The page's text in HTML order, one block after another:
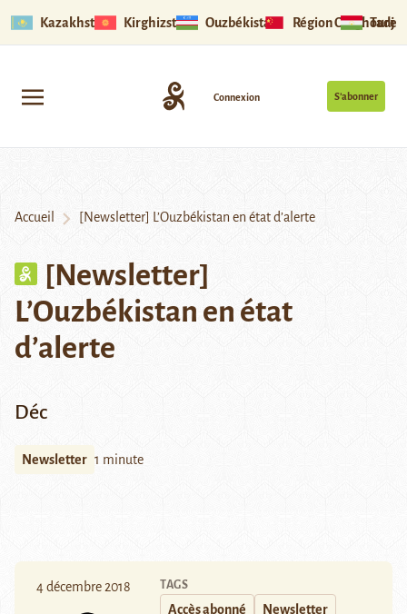
Kazakhstan Kirghizstan Ouzbékistan Région Ouïghoure
S’abonner
Connexion
Accueil [Newsletter] L’Ouzbékistan en état d’alerte
[Newsletter]
L’Ouzbékistan en état
d’alerte
Déc
Newsletter 1 minute
4 décembre 2018 TAGS
Accès abonné Newsletter